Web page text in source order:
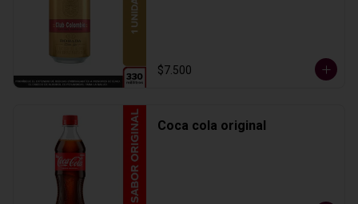
$7.500
Coca cola original